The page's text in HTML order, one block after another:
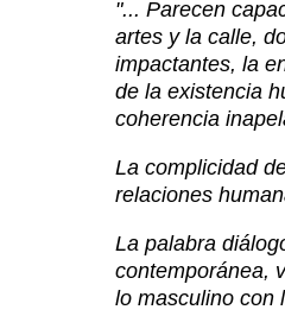
"... Parecen
artes y la calle,
impactantes, la
de la existencia
coherencia
La complicidad
relaciones
La palabra
contemporánea,
lo masculino con